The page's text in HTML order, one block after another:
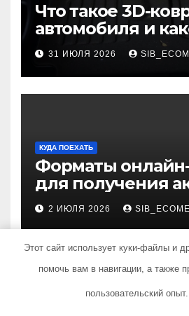
Что такое 3D-
автомобиля и
основное
31 ИЮЛЯ 2026
КУДА ПОЕХАТЬ
Форматы
для получения
профессий
2 ИЮЛЯ 2026
Этот сайт использует куки-файлы и
помочь вам в навигации, а также
пользовательский опыт.